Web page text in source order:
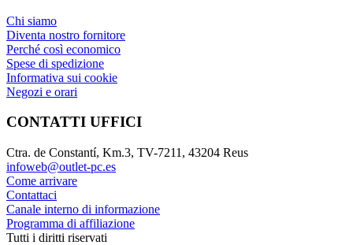
Chi siamo
Diventa nostro fornitore
Perché così economico
Spese di spedizione
Informativa sui cookie
Negozi e orari
CONTATTI UFFICI
Ctra. de Constantí, Km.3, TV-7211, 43204 Reus
infoweb@outlet-pc.es
Come arrivare
Contattaci
Canale interno di informazione
Programma di affiliazione
Tutti i diritti riservati